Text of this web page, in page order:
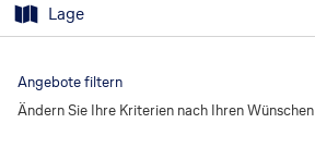
Lage
Angebote filtern
Ändern Sie Ihre Kriterien nach Ihren Wünschen